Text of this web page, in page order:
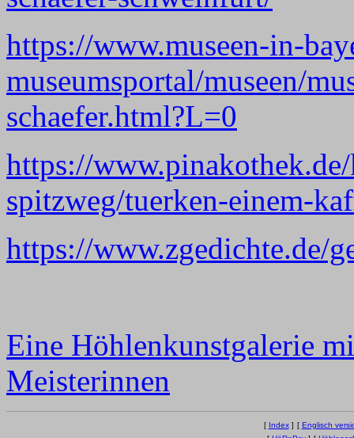
https://www.museen-in-
museumsportal/museen/
schaefer.html?L=0
https://
spitzweg/tuerken-einem-
https://www.zgedichte.de/
Eine Höhlenkunstgalerie
Meisterinnen
[ Index] [ Englisch